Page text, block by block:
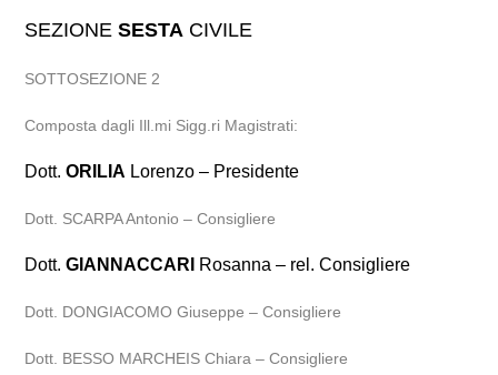
SEZIONESESTA CIVILE
SOTTOSEZIONE 2
Composta dagli Ill.mi Sigg.ri Magistrati:
Dott.ORILIA Lorenzo – Presidente
Dott. SCARPA Antonio – Consigliere
Dott.GIANNACCARI Rosanna – rel. Consigliere
Dott. DONGIACOMO Giuseppe – Consigliere
Dott. BESSO MARCHEIS Chiara – Consigliere